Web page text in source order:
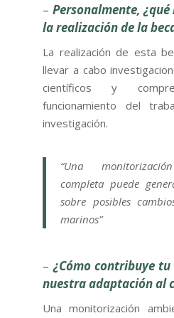
– Personalmente,
la realización de la
La realización de esta
llevar a cabo
científicos y
funcionamiento del
investigación.
“Una
completa puede
sobre posibles
marinos”
–¿Cómo contribuye
nuestra adaptación al
Una monitorización